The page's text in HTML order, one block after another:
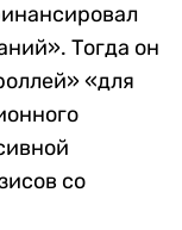
Тогда он
«для
со